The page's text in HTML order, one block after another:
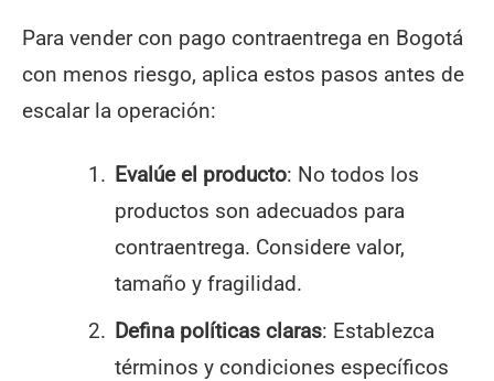
Para vender con pago contraentrega en Bogotá
con menos riesgo, aplica estos pasos antes de
escalar la operación:
Evalúe el producto: No todos los
productos son adecuados para
contraentrega. Considere valor,
tamaño y fragilidad.
Defina políticas claras: Establezca
términos y condiciones específicos